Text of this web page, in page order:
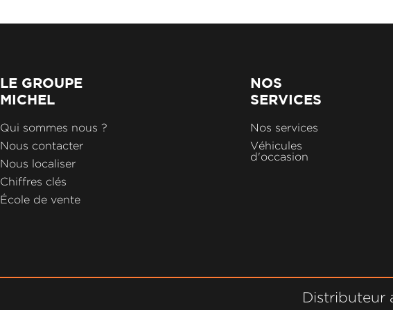
LE GROUPE
MICHEL
Qui sommes nous ?
Nous contacter
Nous localiser
Chiffres clés
École de vente
NOS
SERVICES
Nos services
Véhicules
d'occasion
Distributeur